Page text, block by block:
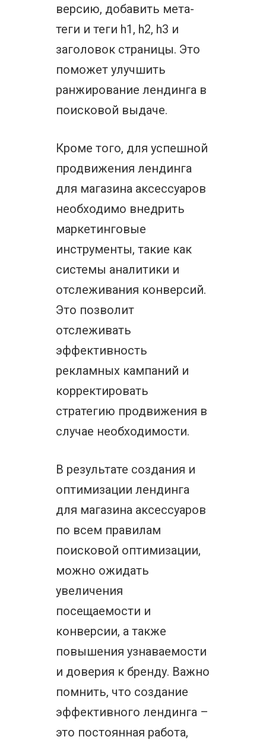
версию, добавить мета-
теги и теги h1, h2, h3 и
заголовок страницы. Это
поможет улучшить
ранжирование лендинга в
поисковой выдаче.
Кроме того, для успешной
продвижения лендинга
для магазина аксессуаров
необходимо внедрить
маркетинговые
инструменты, такие как
системы аналитики и
отслеживания конверсий.
Это позволит
отслеживать
эффективность
рекламных кампаний и
корректировать
стратегию продвижения в
случае необходимости.
В результате создания и
оптимизации лендинга
для магазина аксессуаров
по всем правилам
поисковой оптимизации,
можно ожидать
увеличения
посещаемости и
конверсии, а также
повышения узнаваемости
и доверия к бренду. Важно
помнить, что создание
эффективного лендинга –
это постоянная работа,